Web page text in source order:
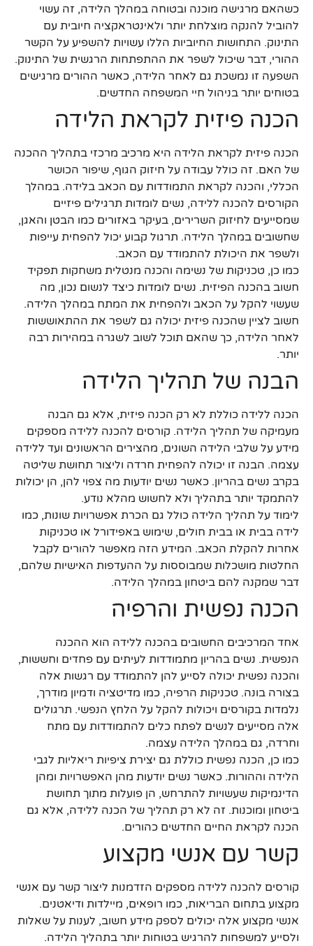
כשהאם מרגישה מוכנה ובטוחה במהלך הלידה, זה עשוי
להוביל להנקה מוצלחת יותר ולאינטראקציה חיובית עם
התינוק. התחושות החיוביות הללו עשויות להשפיע על הקשר
ההורי, דבר שיכול לשפר את ההתפתחות הרגשית של התינוק.
השפעה זו נמשכת גם לאחר הלידה, כאשר ההורים מרגישים
בטוחים יותר בניהול חיי המשפחה החדשים.
הכנה פיזית לקראת הלידה
הכנה פיזית לקראת הלידה היא מרכיב מרכזי בתהליך ההכנה
של האם. זה כולל עבודה על חיזוק הגוף, שיפור הכושר
הכללי, והכנה לקראת התמודדות עם הכאב בלידה. במהלך
הקורסים להכנה ללידה, נשים לומדות תרגילים פיזיים
שמסייעים לחיזוק השרירים, בעיקר באזורים כמו הבטן והאגן,
שחשובים במהלך הלידה. תרגול קבוע יכול להפחית עייפות
ולשפר את היכולת להתמודד עם הכאב.
כמו כן, טכניקות של נשימה והכנה מנטלית משחקות תפקיד
חשוב בהכנה הפיזית. נשים לומדות כיצד לנשום נכון, מה
שעשוי להקל על הכאב ולהפחית את המתח במהלך הלידה.
חשוב לציין שהכנה פיזית יכולה גם לשפר את ההתאוששות
לאחר הלידה, כך שהאם תוכל לשוב לשגרה במהירות רבה
יותר.
הבנה של תהליך הלידה
הכנה ללידה כוללת לא רק הכנה פיזית, אלא גם הבנה
מעמיקה של תהליך הלידה. קורסים להכנה ללידה מספקים
מידע על שלבי הלידה השונים, מהצירים הראשונים ועד ללידה
עצמה. הבנה זו יכולה להפחית חרדה וליצור תחושת שליטה
בקרב נשים בהריון. כאשר נשים יודעות מה צפוי להן, הן יכולות
להתמקד יותר בתהליך ולא לחשוש מהלא נודע.
לימוד על תהליך הלידה כולל גם הכרת אפשרויות שונות, כמו
לידה בבית או בבית חולים, שימוש באפידורל או טכניקות
אחרות להקלת הכאב. המידע הזה מאפשר להורים לקבל
החלטות מושכלות שמבוססות על ההעדפות האישיות שלהם,
דבר שמקנה להם ביטחון במהלך הלידה.
הכנה נפשית והרפיה
אחד המרכיבים החשובים בהכנה ללידה הוא ההכנה
הנפשית. נשים בהריון מתמודדות לעיתים עם פחדים וחששות,
והכנה נפשית יכולה לסייע להן להתמודד עם רגשות אלה
בצורה בונה. טכניקות הרפיה, כמו מדיטציה ודמיון מודרך,
נלמדות בקורסים ויכולות להקל על הלחץ הנפשי. תרגולים
אלה מסייעים לנשים לפתח כלים להתמודדות עם מתח
וחרדה, גם במהלך הלידה עצמה.
כמו כן, הכנה נפשית כוללת גם יצירת ציפיות ריאליות לגבי
הלידה וההורות. כאשר נשים יודעות מהן האפשרויות ומהן
הדינמיקות שעשויות להתרחש, הן פועלות מתוך תחושת
ביטחון ומוכנות. זה לא רק תהליך של הכנה ללידה, אלא גם
הכנה לקראת החיים החדשים כהורים.
קשר עם אנשי מקצוע
קורסים להכנה ללידה מספקים הזדמנות ליצור קשר עם אנשי
מקצוע בתחום הבריאות, כמו רופאים, מיילדות ודיאטנים.
אנשי מקצוע אלה יכולים לספק מידע חשוב, לענות על שאלות
ולסייע למשפחות להרגיש בטוחות יותר בתהליך הלידה.